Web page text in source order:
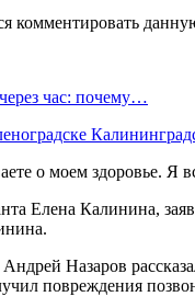
комментировать
час: почему…
о моем здоровье. Я
Елена Калинина,
Назаров
повреждения